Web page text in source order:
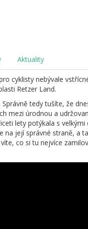
Aktuality
cyklisty nebývale
Retzer Land.
tedy tušíte, že
mezi úrodnou a
lety potýkala s
na její správné straně, a
co si tu nejvíce